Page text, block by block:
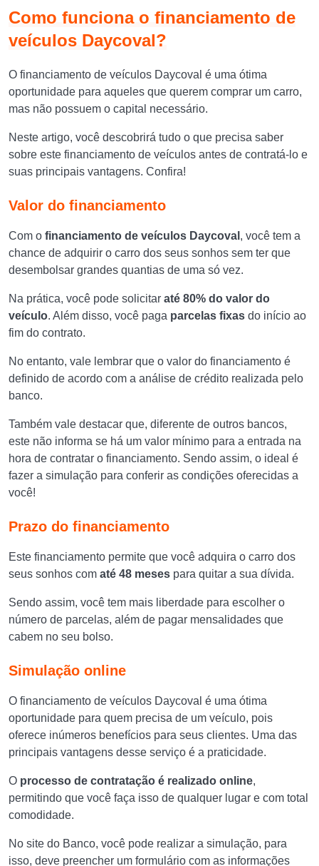
Como funciona o financiamento de
veículos Daycoval?
O financiamento de veículos Daycoval é uma ótima
oportunidade para aqueles que querem comprar um carro,
mas não possuem o capital necessário.
Neste artigo, você descobrirá tudo o que precisa saber
sobre este financiamento de veículos antes de contratá-lo e
suas principais vantagens. Confira!
Valor do financiamento
Com o financiamento de veículos Daycoval , você tem a
chance de adquirir o carro dos seus sonhos sem ter que
desembolsar grandes quantias de uma só vez.
Na prática, você pode solicitar até 80% do valor do
veículo. Além disso, você paga parcelas fixas do início ao
fim do contrato.
No entanto, vale lembrar que o valor do financiamento é
definido de acordo com a análise de crédito realizada pelo
banco.
Também vale destacar que, diferente de outros bancos,
este não informa se há um valor mínimo para a entrada na
hora de contratar o financiamento. Sendo assim, o ideal é
fazer a simulação para conferir as condições oferecidas a
você!
Prazo do financiamento
Este financiamento permite que você adquira o carro dos
seus sonhos com até 48 meses para quitar a sua dívida.
Sendo assim, você tem mais liberdade para escolher o
número de parcelas, além de pagar mensalidades que
cabem no seu bolso.
Simulação online
O financiamento de veículos Daycoval é uma ótima
oportunidade para quem precisa de um veículo, pois
oferece inúmeros benefícios para seus clientes. Uma das
principais vantagens desse serviço é a praticidade.
O processo de contratação é realizado online,
permitindo que você faça isso de qualquer lugar e com total
comodidade.
No site do Banco, você pode realizar a simulação, para
isso, deve preencher um formulário com as informações